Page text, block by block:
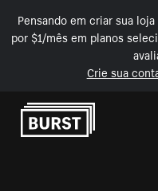
Pensando em criar sua
por $1/mês em planos
Crie sua
Pular para o conteúdo